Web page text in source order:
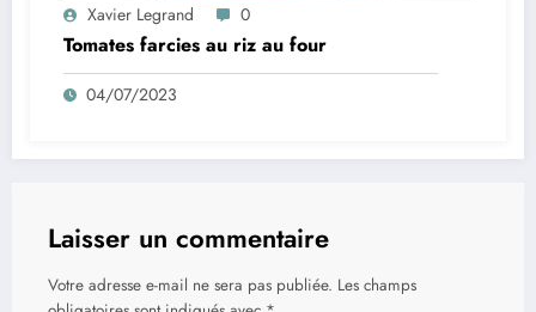
Xavier Legrand 0
Tomates farcies au riz au four
04/07/2023
Laisser un commentaire
Votre adresse e-mail ne sera pas publiée. Les champs